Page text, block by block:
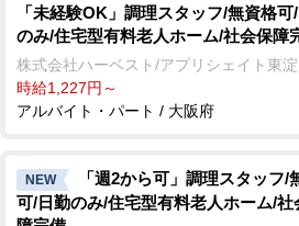
「未経験OK」調理スタッフ/無資格可
のみ/住宅型有料老人ホーム/社会保障
株式会社ハーベスト/アプリシェイト東淀
時給1,227円～
アルバイト・パート / 大阪府
NEW
「週2から可」調理スタッフ/
可/日勤のみ/住宅型有料老人ホーム/社